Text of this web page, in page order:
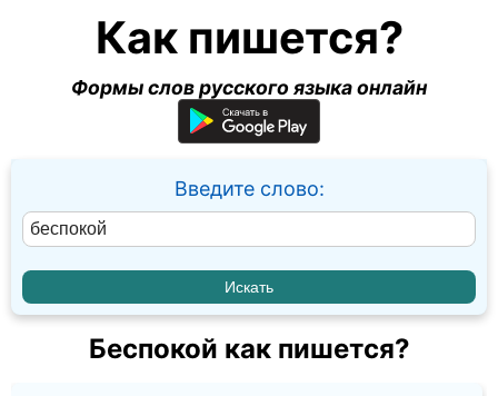
Как пишется?
Формы слов русского языка онлайн
Введите слово:
Беспокой как пишется?